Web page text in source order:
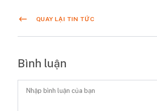
QUAY LẠI TIN TỨC
Bình luận